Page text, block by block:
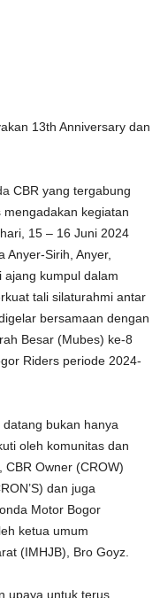
13th Anniversary dan
CBR yang tergabung
kegiatan
15 – 16 Juni 2024
Anyer-Sirih, Anyer,
ajang kumpul dalam
tali silaturahmi antar
bersamaan dengan
Besar (Mubes) ke-8
Riders periode 2024-
bukan hanya
oleh komunitas dan
Owner (CROW)
dan juga
Motor Bogor
ketua umum
(IMHJB), Bro Goyz.
upaya untuk terus